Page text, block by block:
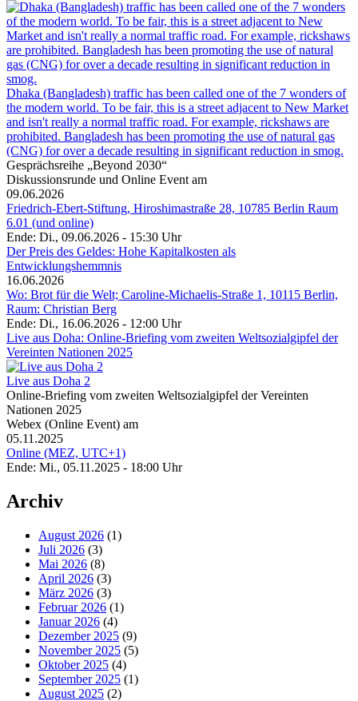
Dhaka (Bangladesh) traffic has been called one of the 7 wonders of
the modern world. To be fair, this is a street adjacent to New Market
and isn't really a normal traffic road. For example, rickshaws are
prohibited. Bangladesh has been promoting the use of natural gas
(CNG) for over a decade resulting in significant reduction in smog.
Gesprächsreihe „Beyond 2030“
Diskussionsrunde und Online Event am
09.06.2026
Friedrich-Ebert-Stiftung, Hiroshimastraße 28, 10785 Berlin Raum
6.01 (und online)
Ende: Di., 09.06.2026 - 15:30 Uhr
Der Preis des Geldes: Hohe Kapitalkosten als
Entwicklungshemmnis
16.06.2026
Wo: Brot für die Welt; Caroline-Michaelis-Straße 1, 10115 Berlin,
Raum: Christian Berg
Ende: Di., 16.06.2026 - 12:00 Uhr
Live aus Doha: Online-Briefing vom zweiten Weltsozialgipfel der
Vereinten Nationen 2025
Live aus Doha 2
Online-Briefing vom zweiten Weltsozialgipfel der Vereinten
Nationen 2025
Webex (Online Event) am
05.11.2025
Online (MEZ, UTC+1)
Ende: Mi., 05.11.2025 - 18:00 Uhr
Archiv
August 2026 (1)
Juli 2026 (3)
Mai 2026 (8)
April 2026 (3)
März 2026 (3)
Februar 2026 (1)
Januar 2026 (4)
Dezember 2025 (9)
November 2025 (5)
Oktober 2025 (4)
September 2025 (1)
August 2025 (2)